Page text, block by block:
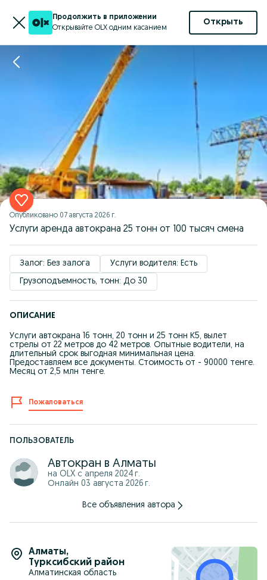
Продолжить в приложении
Открывайте OLX одним касанием
Открыть
Опубликовано 07 августа 2026 г.
Услуги аренда автокрана 25 тонн от 100 тысяч смена
Залог: Без залога
Услуги водителя: Есть
Грузоподъемность, тонн: До 30
ОПИСАНИЕ
Услуги автокрана 16 тонн, 20 тонн и 25 тонн К5, вылет
стрелы от 22 метров до 42 метров. Опытные водители, на
длительный срок выгодная минимальная цена.
Предоставляем все документы. Стоимость от - 90000 тенге.
Месяц от 2,5 млн тенге.
Пожаловаться
ПОЛЬЗОВАТЕЛЬ
Автокран в Алматы
на OLX с апреля 2024 г.
Онлайн 03 августа 2026 г.
Все объявления автора
Алматы,
Турксибский район
Алматинская область